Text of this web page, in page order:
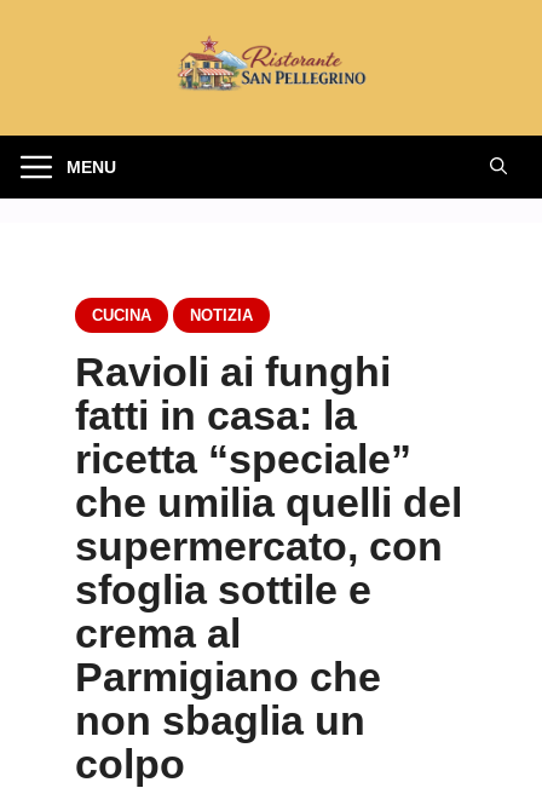
MENU
CUCINA NOTIZIA
Ravioli ai funghi
fatti in casa: la
ricetta “speciale”
che umilia quelli del
supermercato, con
sfoglia sottile e
crema al
Parmigiano che
non sbaglia un
colpo